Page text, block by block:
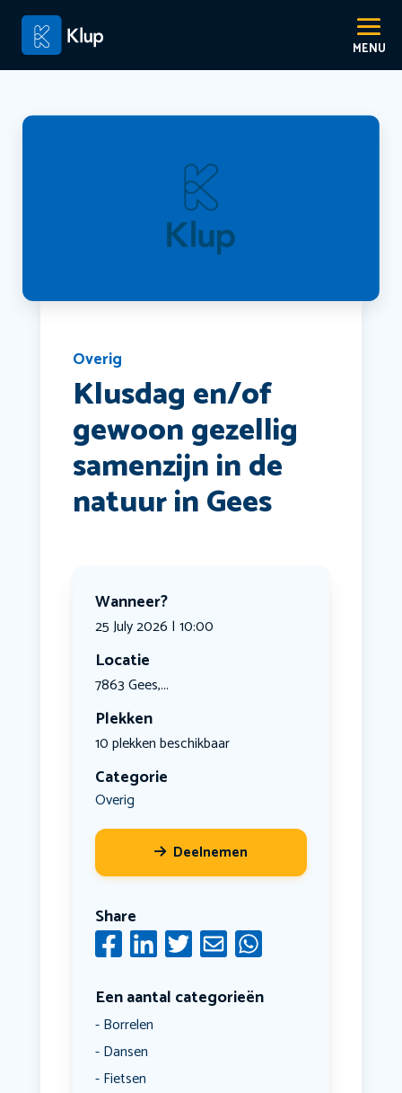
Overig
Klusdag en/of
gewoon gezellig
samenzijn in de
natuur in Gees
Wanneer?
25 July 2026 | 10:00
Locatie
7863 Gees,...
Plekken
10 plekken beschikbaar
Categorie
Overig
Deelnemen
Share
Een aantal categorieën
Borrelen
Dansen
Fietsen